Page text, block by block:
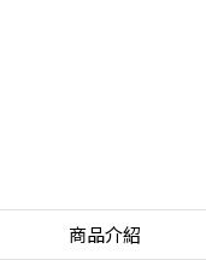
商品介紹